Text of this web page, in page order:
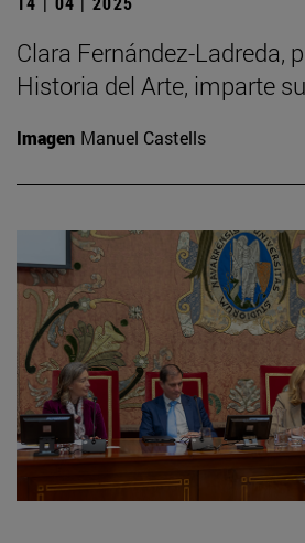
Clara Fernández-Ladreda,
Historia del Arte, imparte
Imagen Manuel Castells